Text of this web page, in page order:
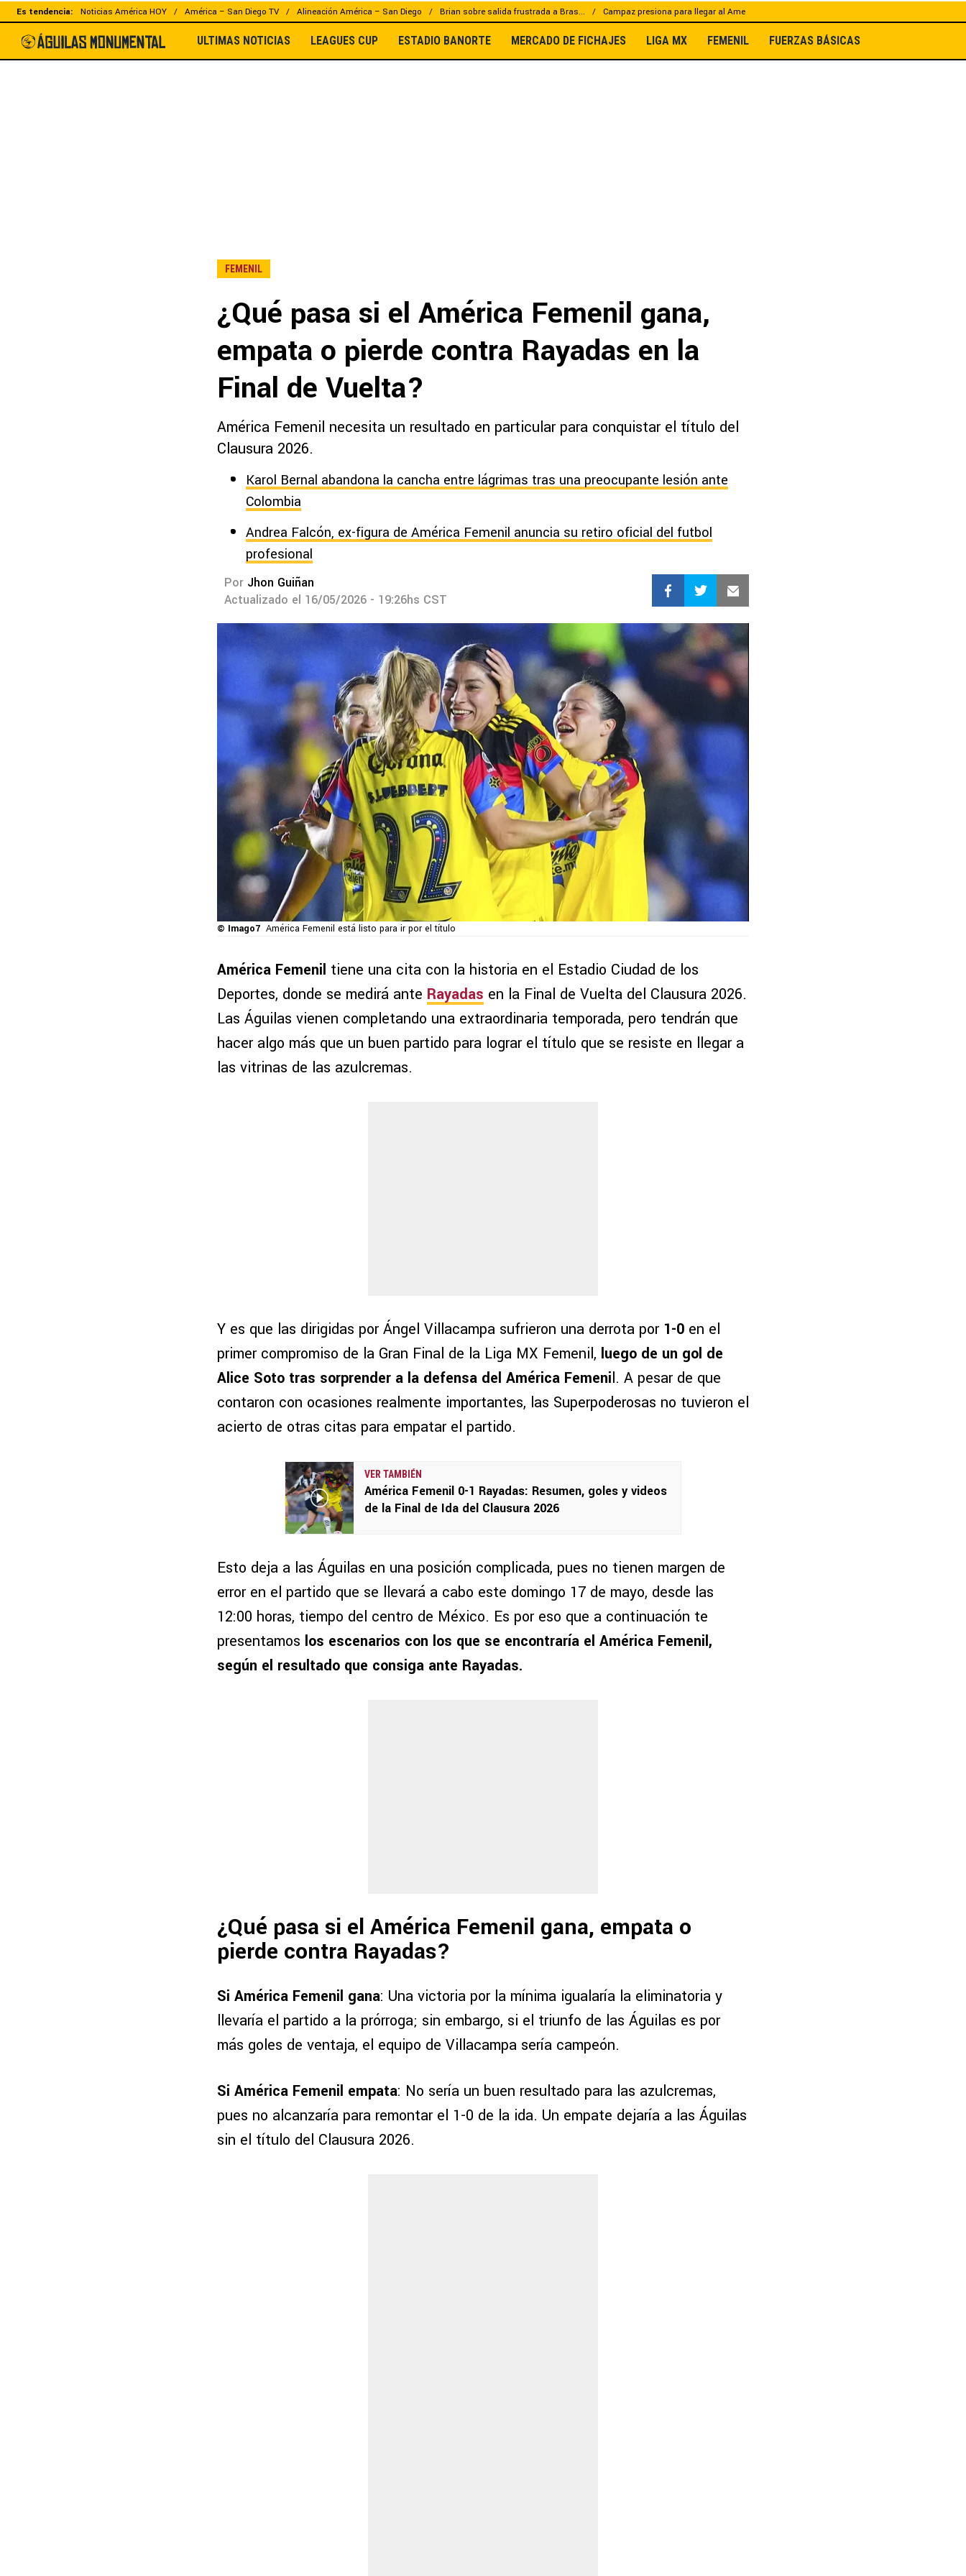
Es tendencia: Noticias América HOY América – San Diego TV Alineación América – San Diego Brian sobre salida frustrada a Bras... Campaz presiona para llegar al Ame
ULTIMAS NOTICIAS LEAGUES CUP ESTADIO BANORTE MERCADO DE FICHAJES LIGA MX FEMENIL FUERZAS BÁSICAS
FEMENIL
¿Qué pasa si el América Femenil gana,
empata o pierde contra Rayadas en la
Final de Vuelta?
América Femenil necesita un resultado en particular para conquistar el título del
Clausura 2026.
Karol Bernal abandona la cancha entre lágrimas tras una preocupante lesión ante
Colombia
Andrea Falcón, ex-figura de América Femenil anuncia su retiro oficial del futbol
profesional
Por Jhon Guiñan
Actualizado el 16/05/2026 - 19:26hs CST
© Imago7 América Femenil está listo para ir por el título
América Femenil tiene una cita con la historia en el Estadio Ciudad de los
Deportes, donde se medirá ante Rayadas en la Final de Vuelta del Clausura 2026.
Las Águilas vienen completando una extraordinaria temporada, pero tendrán que
hacer algo más que un buen partido para lograr el título que se resiste en llegar a
las vitrinas de las azulcremas.
Y es que las dirigidas por Ángel Villacampa sufrieron una derrota por 1-0 en el
primer compromiso de la Gran Final de la Liga MX Femenil, luego de un gol de
Alice Soto tras sorprender a la defensa del América Femenil. A pesar de que
contaron con ocasiones realmente importantes, las Superpoderosas no tuvieron el
acierto de otras citas para empatar el partido.
VER TAMBIÉN
América Femenil 0-1 Rayadas: Resumen, goles y videos
de la Final de Ida del Clausura 2026
Esto deja a las Águilas en una posición complicada, pues no tienen margen de
error en el partido que se llevará a cabo este domingo 17 de mayo, desde las
12:00 horas, tiempo del centro de México. Es por eso que a continuación te
presentamos los escenarios con los que se encontraría el América Femenil,
según el resultado que consiga ante Rayadas.
¿Qué pasa si el América Femenil gana, empata o
pierde contra Rayadas?
Si América Femenil gana: Una victoria por la mínima igualaría la eliminatoria y
llevaría el partido a la prórroga; sin embargo, si el triunfo de las Águilas es por
más goles de ventaja, el equipo de Villacampa sería campeón.
Si América Femenil empata: No sería un buen resultado para las azulcremas,
pues no alcanzaría para remontar el 1-0 de la ida. Un empate dejaría a las Águilas
sin el título del Clausura 2026.